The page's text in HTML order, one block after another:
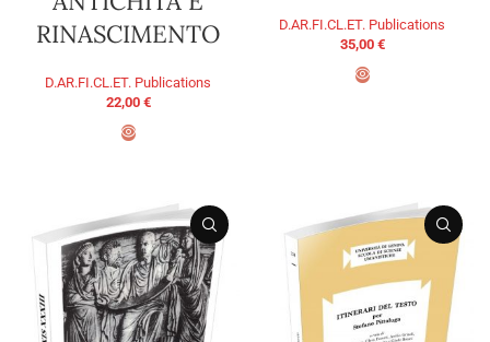
RINASCIMENTO
D.AR.FI.CL.ET. Publications
22,00 €
D.AR.FI.CL.ET. Publications
35,00 €